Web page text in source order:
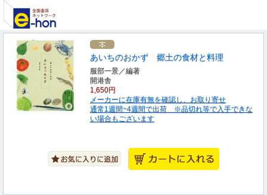
あいちのおかず 郷土の食材と料理
服部一景／編著
開港舎
1,650円
メーカーに在庫有無を確認し、お取り寄せ
通常1週間~4週間で出荷 ※品切れ等で入手できな
い場合もございます